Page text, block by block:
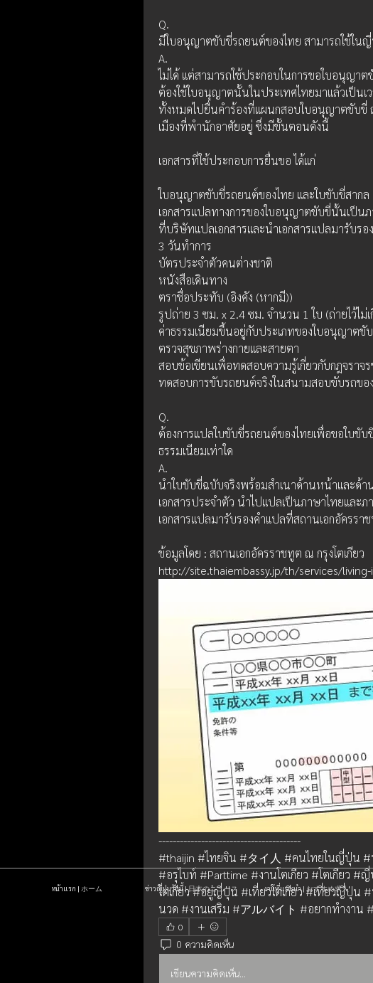
Q.
มีใบอนุญาตขับขี่รถยนต์ของไทย สามารถใช้ใน
A.
ไม่ได้ แต่สามารถใช้ประกอบในการขอใบอนุญา
ต้องใช้ใบอนุญาตนั้นในประเทศไทยมาแล้วเป็นเ
ทั้งหมดไปยื่นคำร้องที่แผนกสอบใบอนุญาตขับขี่
เมืองที่พำนักอาศัยอยู่ ซึ่งมีขั้นตอนดังนี้
เอกสารที่ใช้ประกอบการยื่นขอ ได้แก่
ใบอนุญาตขับขี่รถยนต์ของไทย และใบขับขี่สากล
เอกสารแปลทางการของใบอนุญาตขับขี่นั้นเป็
ที่บริษัทแปลเอกสารและนำเอกสารแปลมารับรอ
3 วันทำการ
บัตรประจำตัวคนต่างชาติ
หนังสือเดินทาง
ตราชื่อประทับ (อิงคัง (หากมี))
รูปถ่าย 3 ซม. x 2.4 ซม. จำนวน 1 ใบ (ถ่ายไว้ไม่
ค่าธรรมเนียมขึ้นอยู่กับประเภทของใบอนุญาตขั
ตรวจสุขภาพร่างกายและสายตา
สอบข้อเขียนเพื่อทดสอบความรู้เกี่ยวกับกฎจราจ
ทดสอบการขับรถยนต์จริงในสนามสอบขับรถข
Q.
ต้องการแปลใบขับขี่รถยนต์ของไทยเพื่อขอใบขั
ธรรมเนียมเท่าใด
A.
นำใบขับขี่ฉบับจริงพร้อมสำเนาด้านหน้าและด้า
เอกสารประจำตัว นำไปแปลเป็นภาษาไทยและ
เอกสารแปลมารับรองคำแปลที่สถานเอกอัครร
ข้อมูลโดย : สถานเอกอัครราชทูต ณ กรุงโตเกียว
http://site.thaiembassy.jp/th/services/
----------------------------------------
#thaijin #ไทยจิน #タイ人 #คนไทยในญี่ปุ่น
#อรุไบท์ #Parttime #งานโตเกียว #โตเกียว
โตเกียว #อยู่ญี่ปุ่น #เที่ยวโตเกียว #เที่ยวญี่ปุ่น
นวด #งานเสริม #アルバイト #อยากทำงาน
0
0 ความคิดเห็น
เขียนความคิดเห็น…
หน้าแรก | ホーム ข่าวญี่ปุ่นวันนี้ | 日本のニュース งานที่แนะนำ | おすすめ求人